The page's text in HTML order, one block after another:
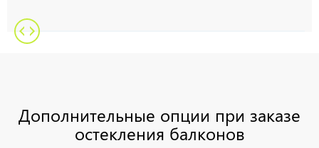
Дополнительные опции при заказе
остекления балконов